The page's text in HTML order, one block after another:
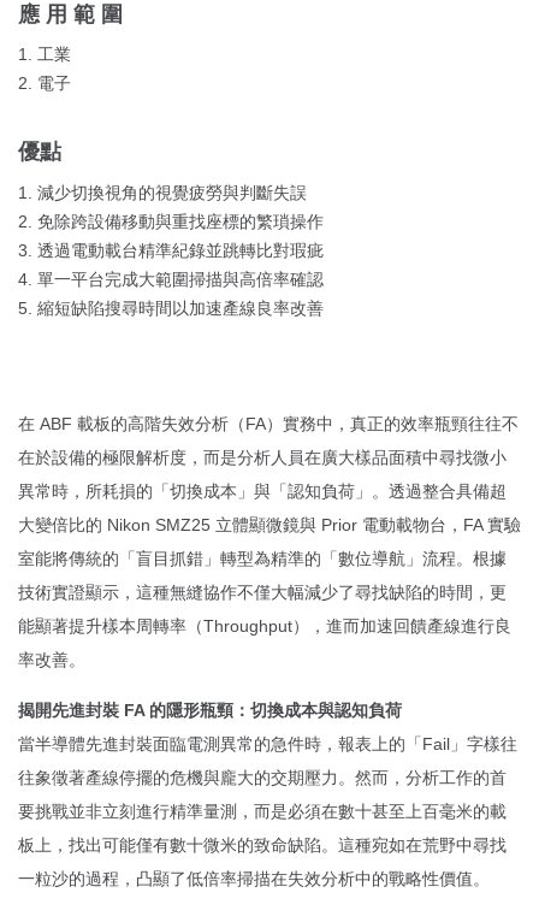
應用範圍
1. 工業
2. 電子
優點
1. 減少切換視角的視覺疲勞與判斷失誤
2. 免除跨設備移動與重找座標的繁瑣操作
3. 透過電動載台精準紀錄並跳轉比對瑕疵
4. 單一平台完成大範圍掃描與高倍率確認
5. 縮短缺陷搜尋時間以加速產線良率改善
在 ABF 載板的高階失效分析（FA）實務中，真正的效率瓶頸往往不
在於設備的極限解析度，而是分析人員在廣大樣品面積中尋找微小
異常時，所耗損的「切換成本」與「認知負荷」。透過整合具備超
大變倍比的 Nikon SMZ25 立體顯微鏡與 Prior 電動載物台，FA 實驗
室能將傳統的「盲目抓錯」轉型為精準的「數位導航」流程。根據
技術實證顯示，這種無縫協作不僅大幅減少了尋找缺陷的時間，更
能顯著提升樣本周轉率（Throughput），進而加速回饋產線進行良
率改善。
揭開先進封裝 FA 的隱形瓶頸：切換成本與認知負荷
當半導體先進封裝面臨電測異常的急件時，報表上的「Fail」字樣往
往象徵著產線停擺的危機與龐大的交期壓力。然而，分析工作的首
要挑戰並非立刻進行精準量測，而是必須在數十甚至上百毫米的載
板上，找出可能僅有數十微米的致命缺陷。這種宛如在荒野中尋找
一粒沙的過程，凸顯了低倍率掃描在失效分析中的戰略性價值。